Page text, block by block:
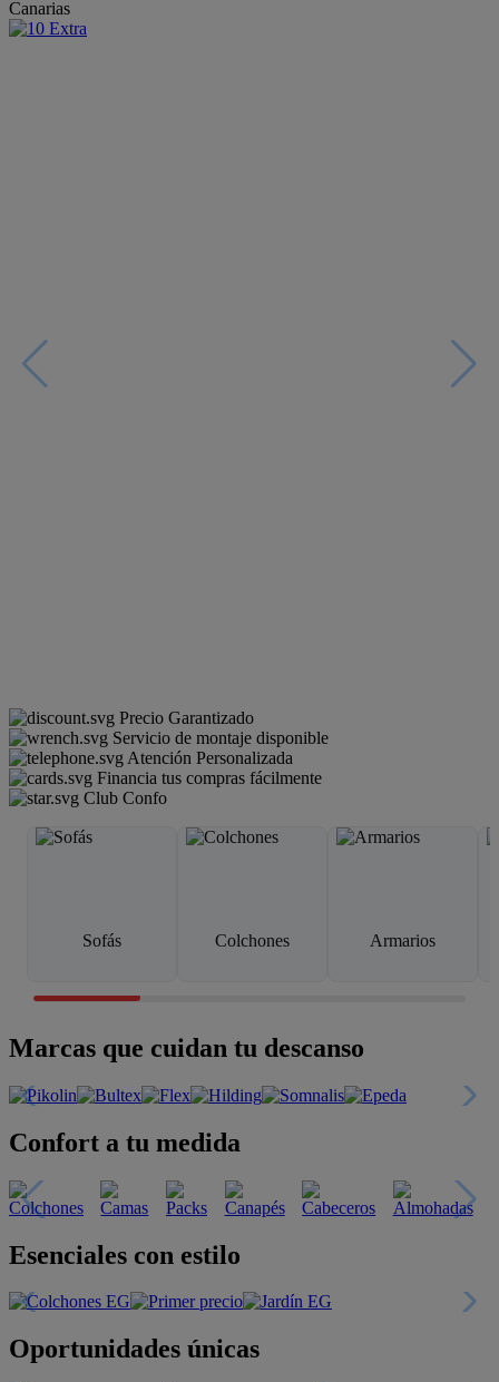
Canarias
Precio Garantizado
Servicio de montaje disponible
Atención Personalizada
Financia tus compras fácilmente
Club Confo
Sofás Colchones Armarios
Marcas que cuidan tu descanso
Confort a tu medida
Esenciales con estilo
Oportunidades únicas